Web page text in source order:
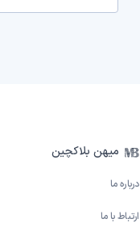
میهن بلاکچین
درباره ما
ارتباط با ما